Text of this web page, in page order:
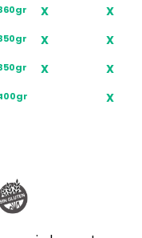
X
X
X
X
X
X
X